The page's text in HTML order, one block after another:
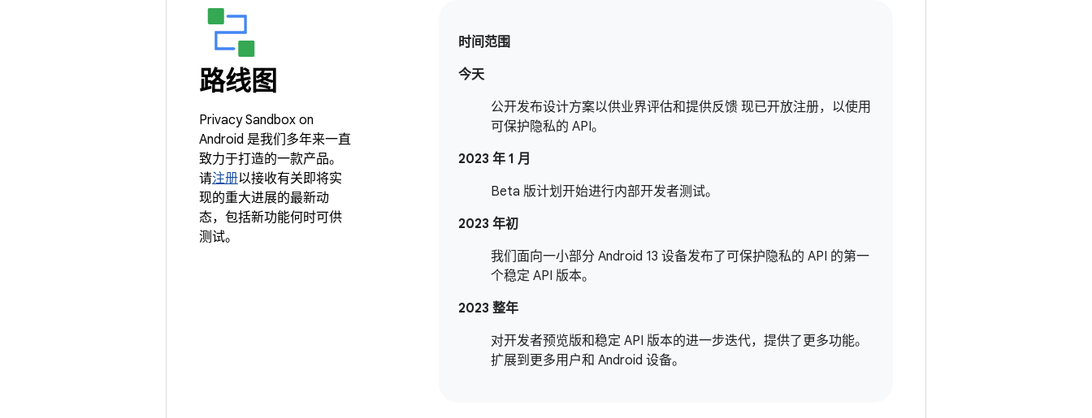
路线图
Privacy Sandbox on
Android 是我们多年来一直
致力于打造的一款产品。
请注册以接收有关即将实
现的重大进展的最新动
态，包括新功能何时可供
测试。
时间范围
今天
公开发布设计方案以供业界评估和提供反馈 现已开放注册，以使用
可保护隐私的 API。
2023 年 1 月
Beta 版计划开始进行内部开发者测试。
2023 年初
我们面向一小部分 Android 13 设备发布了可保护隐私的 API 的第一
个稳定 API 版本。
2023 整年
对开发者预览版和稳定 API 版本的进一步迭代，提供了更多功能。
扩展到更多用户和 Android 设备。